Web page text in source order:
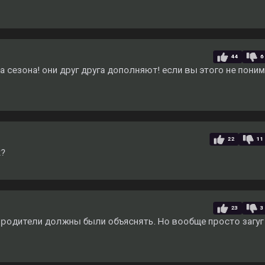
44 6
они друг друга дополняют! если вы этого не поним
22 11
23 3
должны были объяснять. Но вообще просто загуг